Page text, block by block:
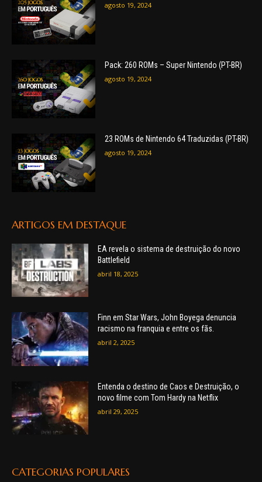
agosto 19, 2024
Pack: 260 ROMs – Super Nintendo (PT-BR)
agosto 19, 2024
23 ROMs de Nintendo 64 Traduzidas (PT-BR)
agosto 19, 2024
ARTIGOS EM DESTAQUE
EA revela o sistema de destruição do novo
Battlefield
abril 18, 2025
Finn em Star Wars, John Boyega denuncia
racismo na franquia e entre os fãs.
abril 2, 2025
Entenda o destino de Caos e Destruição, o
novo filme com Tom Hardy na Netflix
abril 29, 2025
CATEGORIAS POPULARES